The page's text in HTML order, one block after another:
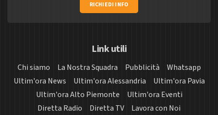
RICHIEDI INFO
Link utili
Chi siamo La Nostra Squadra Pubblicità
Whatsapp
Ultim'ora News
Ultim'ora Alessandria
Ultim'ora Pavia
Ultim'ora Alto Piemonte
Ultim'ora Eventi
Diretta Radio
Diretta TV Lavora con Noi